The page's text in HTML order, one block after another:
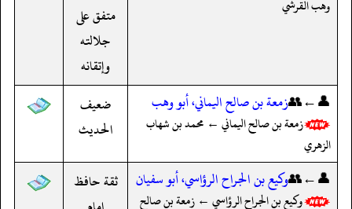
وهب القرشي
متفق على
جلالته
وإتقانه
👤←👥زمعة بن صالح اليماني، أبو وهب
زمعة بن صالح اليماني ← محمد بن شهاب
الزهري
ضعيف
الحديث
👤←👥وكيع بن الجراح الرؤاسي، أبو سفيان
وكيع بن الجراح الرؤاسي ← زمعة بن صالح
ثقة حافظ